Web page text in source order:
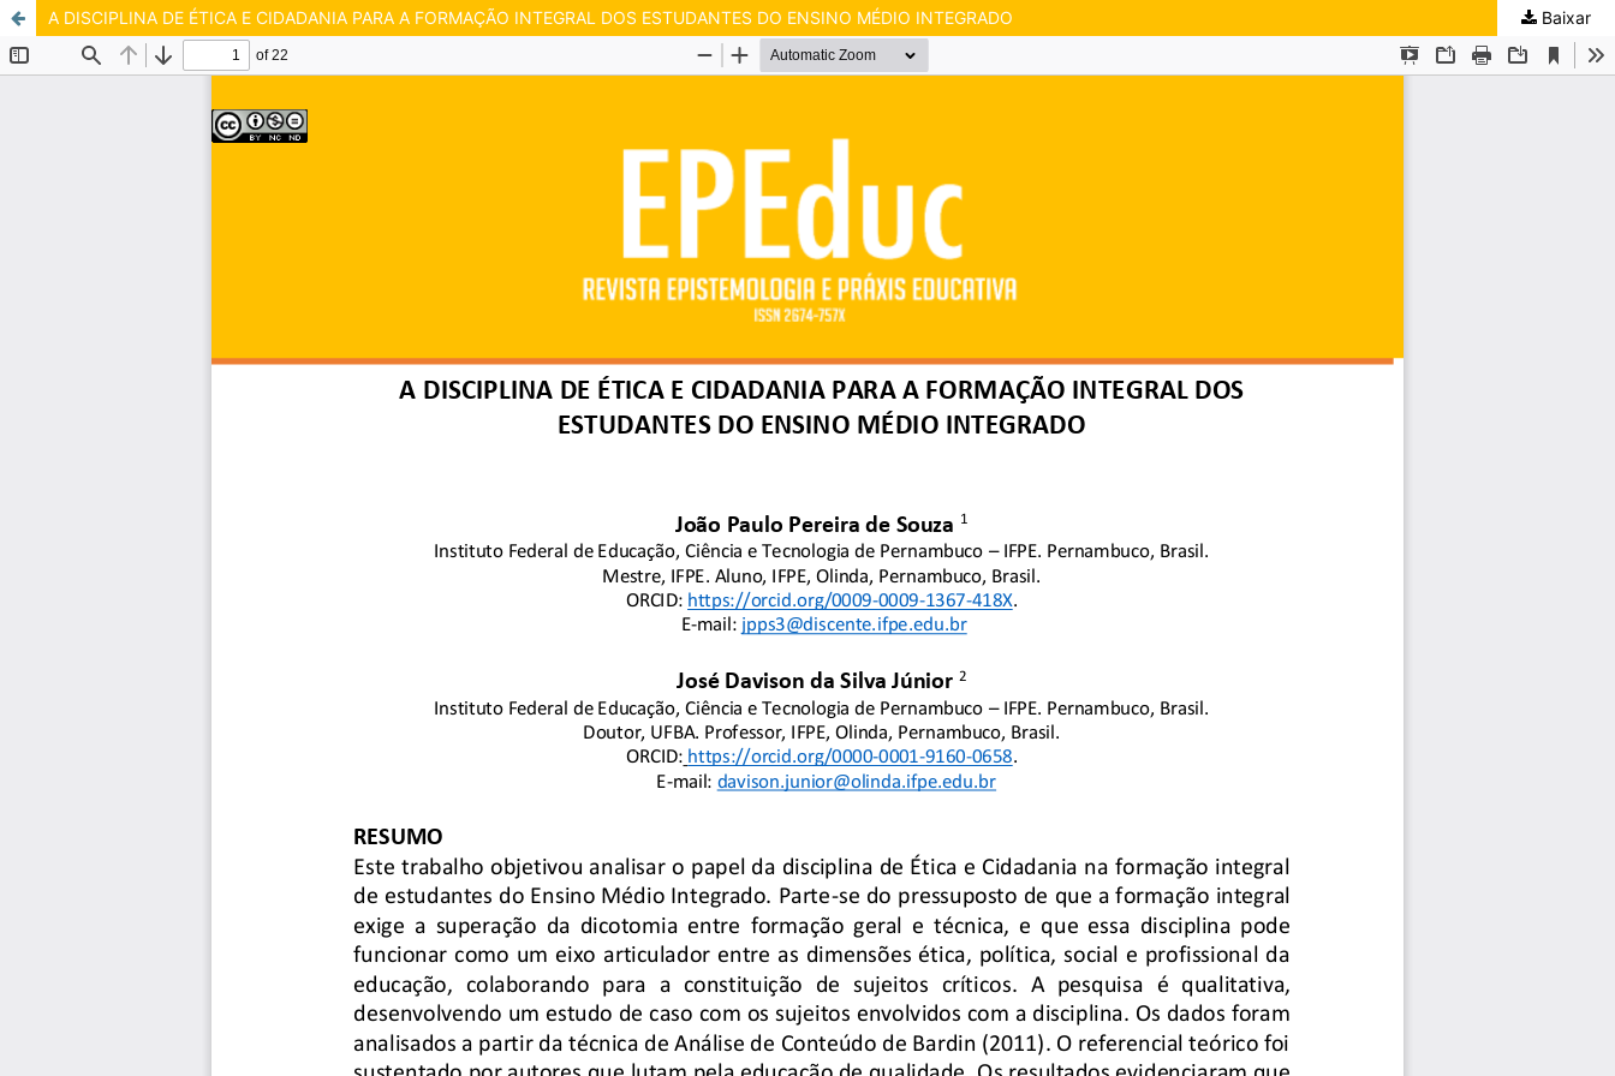
A DISCIPLINA DE ÉTICA E CIDADANIA PARA A FORMAÇÃO INTEGRAL DOS ESTUDANTES DO ENSINO MÉDIO INTEGRADO Baixar